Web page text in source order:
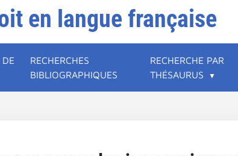
en langue française
RECHERCHES
BIBLIOGRAPHIQUES
RECHERCHE PAR
THÉSAURUS